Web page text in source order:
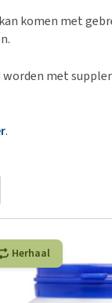
Puppy apotheek
alles
komen met
met
.
Herhaal